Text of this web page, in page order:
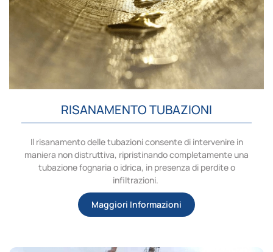
RISANAMENTO TUBAZIONI
Il risanamento delle tubazioni consente di intervenire in
maniera non distruttiva, ripristinando completamente una
tubazione fognaria o idrica, in presenza di perdite o
infiltrazioni.
Maggiori Informazioni